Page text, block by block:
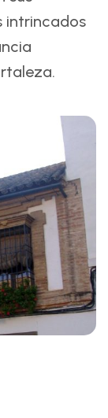
intrincados